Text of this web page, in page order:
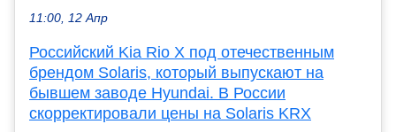
11:00, 12 Апр
Российский Kia Rio X под отечественным
брендом Solaris, который выпускают на
бывшем заводе Hyundai. В России
скорректировали цены на Solaris KRX